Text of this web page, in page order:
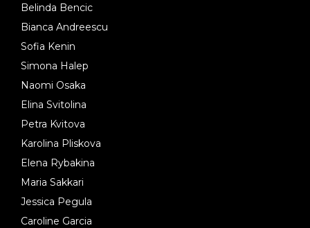
Belinda Bencic
Bianca Andreescu
Sofia Kenin
Simona Halep
Naomi Osaka
Elina Svitolina
Petra Kvitova
Karolina Pliskova
Elena Rybakina
Maria Sakkari
Jessica Pegula
Caroline Garcia